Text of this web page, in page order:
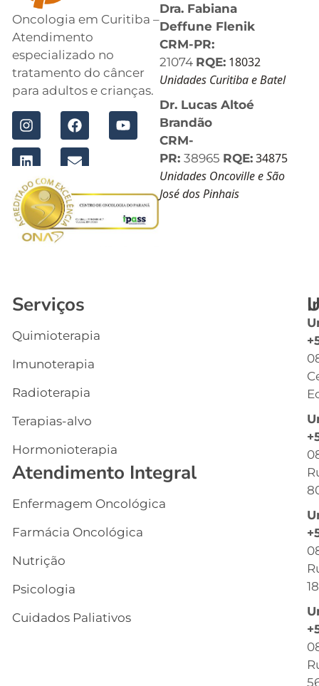
Oncologia em Curitiba –
Atendimento
especializado no
tratamento do câncer
para adultos e crianças.
Dra. Fabiana
Deffune Flenik
CRM-PR:
21074 RQE: 18032
Unidades Curitiba e Batel
Dr. Lucas Altoé
Brandão
CRM-
PR: 38965 RQE: 34875
Unidades Oncoville e São
José dos Pinhais
Serviços
Quimioterapia
Imunoterapia
Radioterapia
Terapias-alvo
Hormonioterapia
Atendimento Integral
Enfermagem Oncológica
Farmácia Oncológica
Nutrição
Psicologia
Cuidados Paliativos